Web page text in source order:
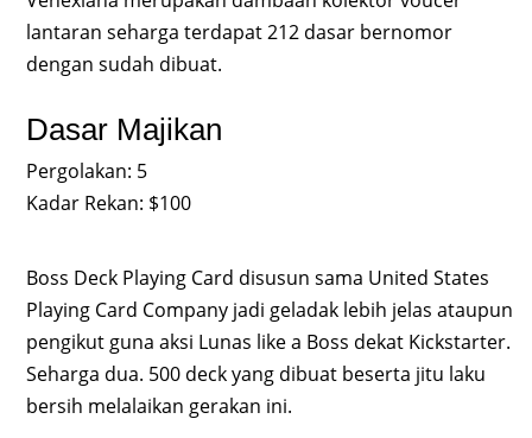
lantaran seharga terdapat 212 dasar bernomor
dengan sudah dibuat.
Dasar Majikan
Pergolakan: 5
Kadar Rekan: $100
Boss Deck Playing Card disusun sama United States
Playing Card Company jadi geladak lebih jelas ataupun
pengikut guna aksi Lunas like a Boss dekat Kickstarter.
Seharga dua. 500 deck yang dibuat beserta jitu laku
bersih melalaikan gerakan ini.